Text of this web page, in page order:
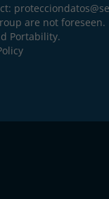
are not foreseen.
Portability.